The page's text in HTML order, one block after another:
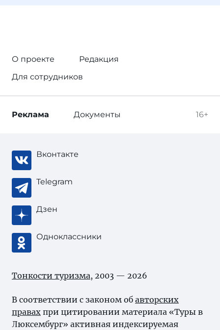
О проекте
Редакция
Для сотрудников
16+
Реклама Документы
Вконтакте
Telegram
Дзен
Одноклассники
Тонкости туризма, 2003 — 2026
В соответствии с законом об авторских
правах при цитировании материала «Туры в
Люксембург» активная индексируемая